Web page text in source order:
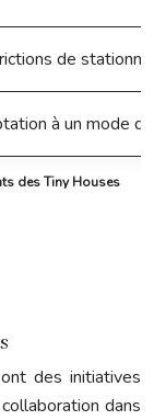
des Tiny Houses
de
à un mode
des initiatives
dans